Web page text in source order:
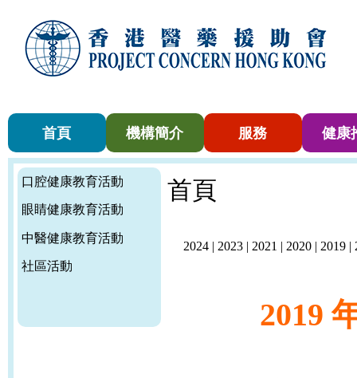
首頁 機構簡介 服務 健康
口腔健康教育活動
眼睛健康教育活動
中醫健康教育活動
社區活動
首頁
2024 | 2023 | 2021 | 2020 | 2019 |
2019